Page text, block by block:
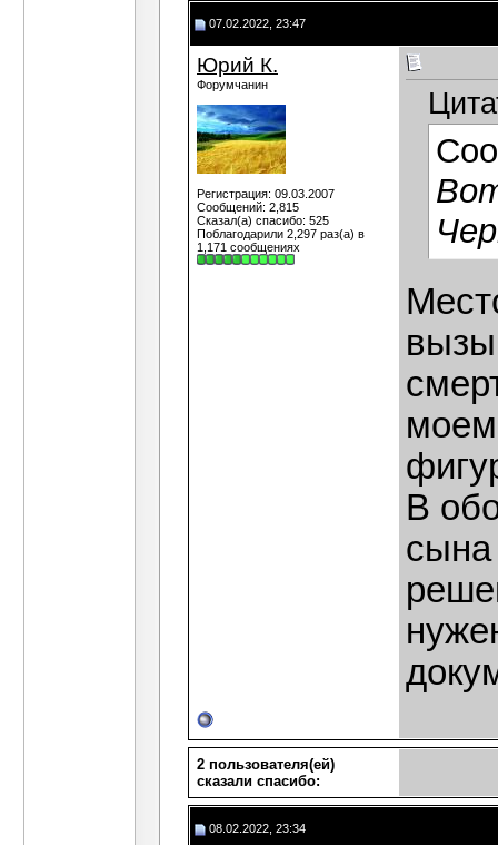
07.02.2022, 23:47
Юрий К.
Форумчанин
Регистрация: 09.03.2007
Сообщений: 2,815
Сказал(а) спасибо: 525
Поблагодарили 2,297 раз(а) в
1,171 сообщениях
В
сына
2 пользователя(ей)
сказали cпасибо:
08.02.2022, 23:34